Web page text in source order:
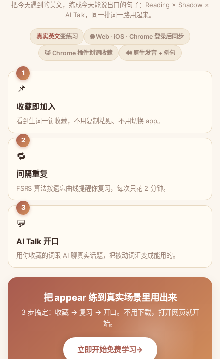
把今天遇到的英文，练成今天能说出口的句子：Reading × Shadow ×
AI Talk，同一批词一路用起来。
真实英文变练习 🌐 Web · iOS · Chrome 登录后同步
🦊 Chrome 插件划词收藏 🔊 原生发音 + 例句
1
📌
收藏即加入
看到生词一键收藏，不用复制粘贴、不用切换 app。
2
🔁
间隔重复
FSRS 算法按遗忘曲线提醒你复习，每次只花 2 分钟。
3
💬
AI Talk 开口
用你收藏的词跟 AI 聊真实话题，把被动词汇变成能用的。
把 appear 练到真实场景里用出来
3 步搞定：收藏 → 复习 → 开口。不用下载，打开网页就开
始。
立即开始免费学习